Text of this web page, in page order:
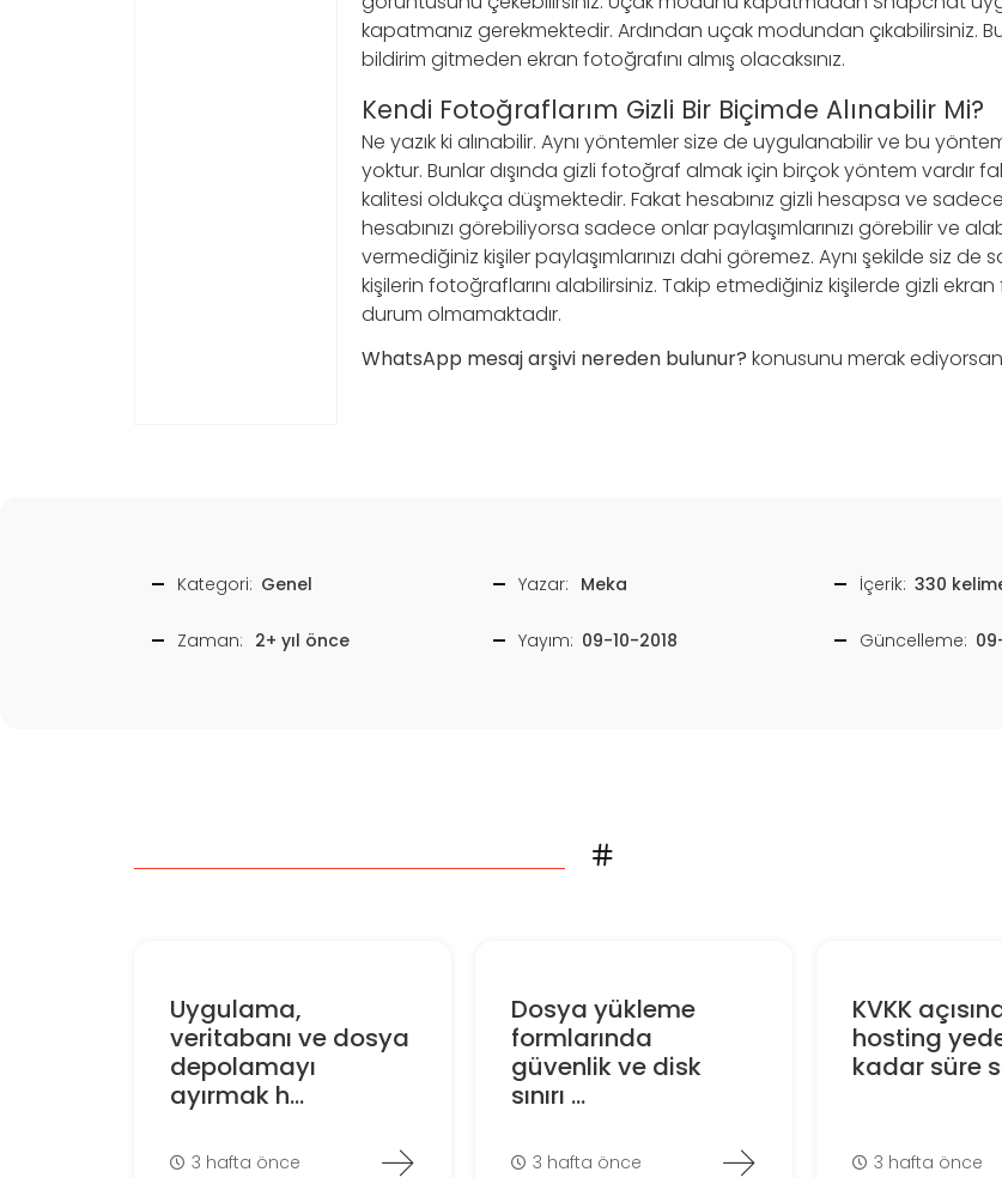
kapatmanız gerekmektedir. Ardından uçak modundan çıkabilirsiniz.
bildirim gitmeden ekran fotoğrafını almış olacaksınız.
Kendi Fotoğraflarım Gizli Bir Biçimde Alınabilir Mi?
Ne yazık ki alınabilir. Aynı yöntemler size de uygulanabilir ve bu
yoktur. Bunlar dışında gizli fotoğraf almak için birçok yöntem vardır
kalitesi oldukça düşmektedir. Fakat hesabınız gizli hesapsa ve
hesabınızı görebiliyorsa sadece onlar paylaşımlarınızı görebilir ve
vermediğiniz kişiler paylaşımlarınızı dahi göremez. Aynı şekilde siz
kişilerin fotoğraflarını alabilirsiniz. Takip etmediğiniz kişilerde gizli
durum olmamaktadır.
WhatsApp mesaj arşivi nereden bulunur? konusunu merak
Kategori: Genel Yazar: Meka İçerik: 330
Zaman: 2+ yıl önce Yayım: 09-10-2018 Güncelleme:
Uygulama,
veritabanı ve dosya
depolamayı
ayırmak h...
3 hafta önce
Dosya yükleme
formlarında
güvenlik ve disk
sınırı ...
3 hafta önce
KVKK
hosting
kadar süre
3 hafta önce